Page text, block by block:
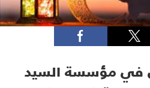
في مؤسسة السيد